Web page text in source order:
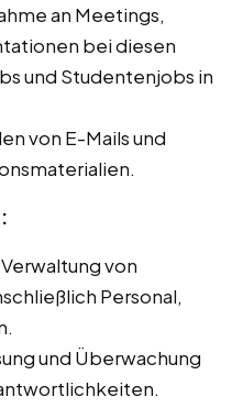
an Meetings,
bei diesen
und Studentenjobs in
von E-Mails und
von
Personal,
und Überwachung